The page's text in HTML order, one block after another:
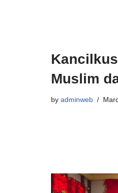
Muslim
by adminweb